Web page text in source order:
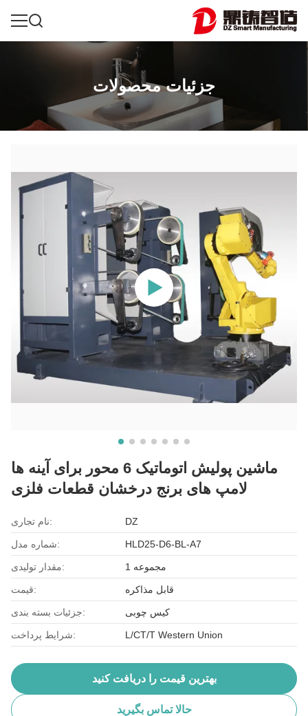
جزئیات محصولات
ماشین پولیش اتوماتیک 6 محور برای آینه ها
لامپ های برنج درخشان قطعات فلزی
نام تجاری: DZ
شماره مدل: HLD25-D6-BL-A7
مقدار تولیدی: 1 مجموعه
قیمت: قابل مذاکره
جزئیات بسته بندی: کیس چوبی
شرایط پرداخت: L/CT/T Western Union
بهترین قیمت را دریافت کنید
حالا تماس بگیرید